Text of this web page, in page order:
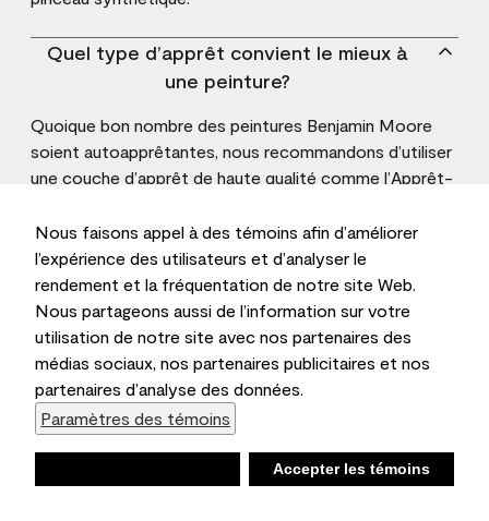
Nous faisons appel à des témoins afin d’améliorer
l’expérience des utilisateurs et d’analyser le
rendement et la fréquentation de notre site Web.
Nous partageons aussi de l’information sur votre
utilisation de notre site avec nos partenaires des
médias sociaux, nos partenaires publicitaires et nos
partenaires d’analyse des données.
Paramètres des témoins
Accepter les témoins
Quel type d’apprêt convient le mieux à
une peinture?
Quoique bon nombre des peintures Benjamin Moore
soient autoapprêtantes, nous recommandons d’utiliser
une couche d’apprêt de haute qualité comme l’Apprêt-
gamme Avant-Première offre une adhérence et une
tenue supérieures pour augmenter la durabilité des
couches de finition.
Demeurez inspirés
Inscrivez-vouspour obtenir les plus récents conseils
et sources d’inspiration.
Désabonnement en tout temps.